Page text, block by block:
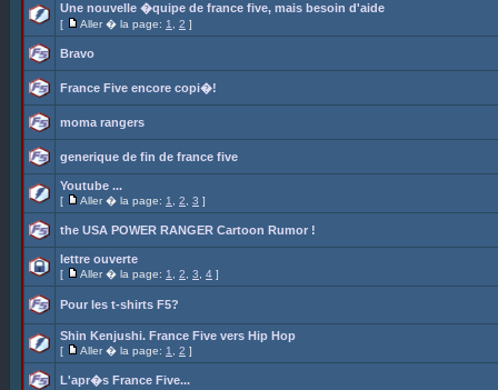
Une nouvelle �quipe de france five, mais besoin d'aide
[ Aller � la page: 1 2 ]
Bravo
France Five encore copi�!
moma rangers
generique de fin de france five
Youtube ...
[ Aller � la page: 1 2 3 ]
the USA POWER RANGER Cartoon Rumor !
lettre ouverte
[ Aller � la page: 1 2 3 4 ]
Pour les t-shirts F5?
Shin Kenjushi. France Five vers Hip Hop
[ Aller � la page: 1 2 ]
L'apr�s France Five...